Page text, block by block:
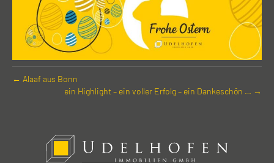
← Alaaf aus Bonn
ein Highlight – ein voller Erfolg – ein Dankeschön … →